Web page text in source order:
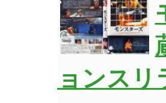
ョンスリ